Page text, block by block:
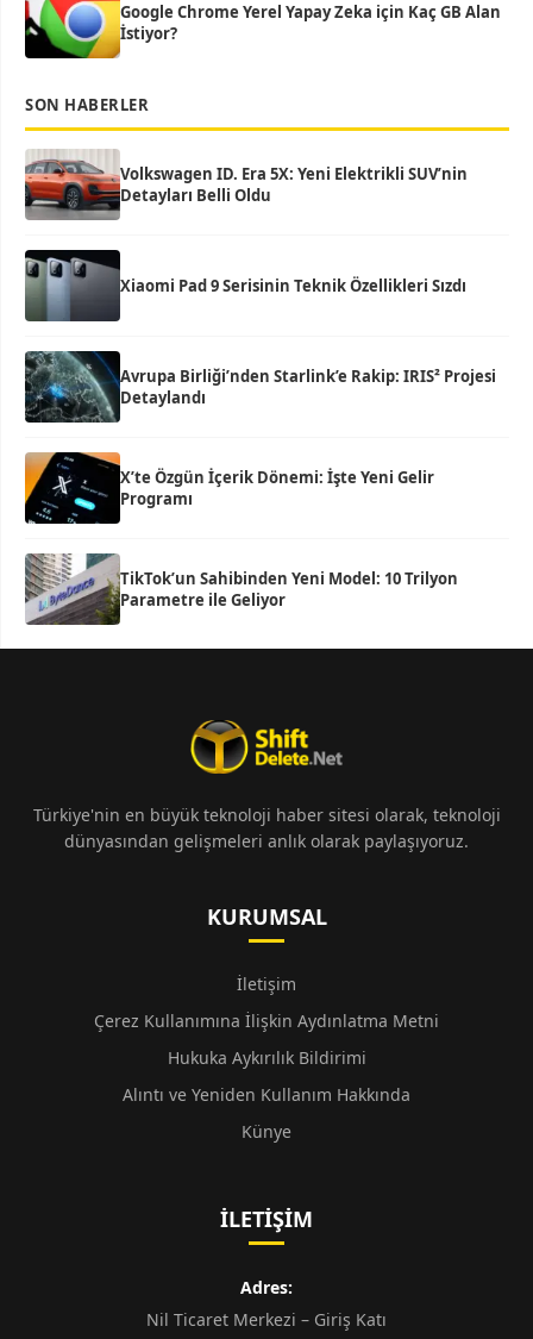
Google Chrome Yerel Yapay Zeka için Kaç GB Alan
İstiyor?
SON HABERLER
Volkswagen ID. Era 5X: Yeni Elektrikli SUV’nin
Detayları Belli Oldu
Xiaomi Pad 9 Serisinin Teknik Özellikleri Sızdı
Avrupa Birliği’nden Starlink’e Rakip: IRIS² Projesi
Detaylandı
X’te Özgün İçerik Dönemi: İşte Yeni Gelir
Programı
TikTok’un Sahibinden Yeni Model: 10 Trilyon
Parametre ile Geliyor
Türkiye'nin en büyük teknoloji haber sitesi olarak, teknoloji
dünyasından gelişmeleri anlık olarak paylaşıyoruz.
KURUMSAL
İletişim
Çerez Kullanımına İlişkin Aydınlatma Metni
Hukuka Aykırılık Bildirimi
Alıntı ve Yeniden Kullanım Hakkında
Künye
İLETIŞIM
Adres:
Nil Ticaret Merkezi – Giriş Katı